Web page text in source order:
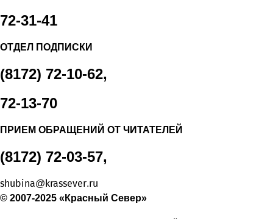
72-31-41
ОТДЕЛ ПОДПИСКИ
(8172) 72-10-62,
72-13-70
ПРИЕМ ОБРАЩЕНИЙ ОТ ЧИТАТЕЛЕЙ
(8172) 72-03-57,
shubina@krassever.ru
© 2007-2025 «Красный Север»